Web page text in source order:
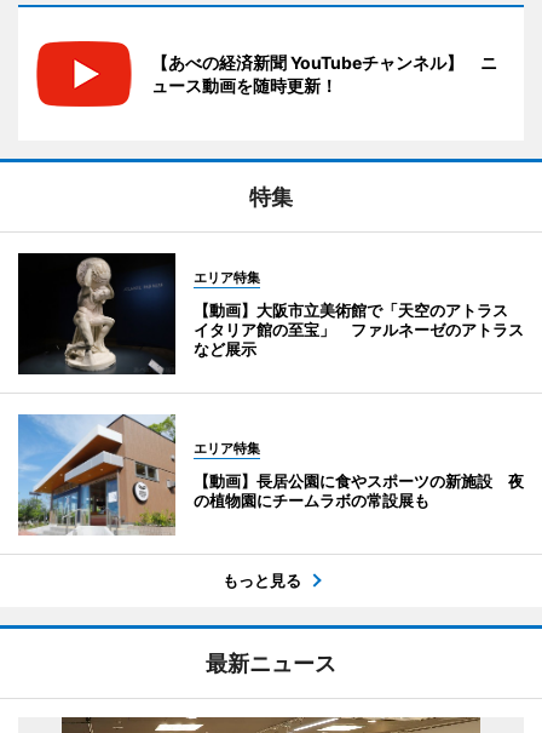
【あべの経済新聞 YouTubeチャンネル】 ニ
ュース動画を随時更新！
特集
エリア特集
【動画】大阪市立美術館で「天空のアトラス
イタリア館の至宝」 ファルネーゼのアトラス
など展示
エリア特集
【動画】長居公園に食やスポーツの新施設 夜
の植物園にチームラボの常設展も
もっと見る
最新ニュース